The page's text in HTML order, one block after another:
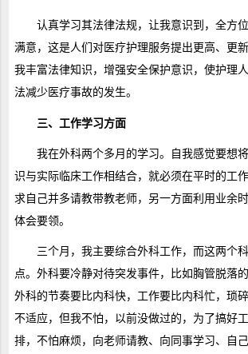
认真学习其法律法规，让我意识到，全方
满意，这是人们对医疗护理服务提出更高、更
我丰富法律知识，增强安全保护意识，使护理
法减少医疗事故的发生。
三、工作学习方面
我在外科两个多月的学习。自我感觉要想
识与实际临床工作相结合，就必须在平时的工
求自己并多请教带教老师，另一方面利用业余
体会要领。
三个月，我主要综合外科工作，而这两个
点。外科要冷静对待突发事件，比如胸管脱落
外科的节奏要比内科快，工作要比内科忙，琐
不适应，但我不怕，以前没做过的，为了搞好
排，不怕麻烦，向老师请教、向同事学习、自己